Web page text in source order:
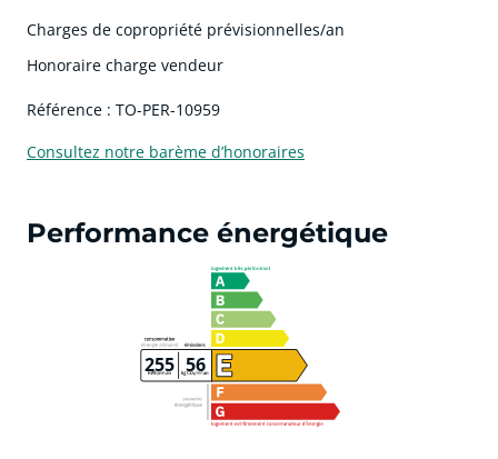
Charges de copropriété prévisionnelles/an
Honoraire charge vendeur
Référence : TO-PER-10959
Consultez notre barème d’honoraires
Performance énergétique
255 56